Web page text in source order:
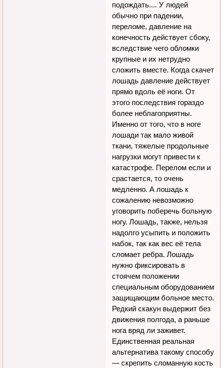
подождать.... У людей
обычно при падении,
переломе, давление на
конечность действует сбоку,
вследствие чего обломки
крупные и их нетрудно
сложить вместе. Когда скачет
лошадь давление действует
прямо вдоль её ноги. От
этого последствия гораздо
более неблагоприятны.
Именно от того, что в ноге
лошади так мало живой
ткани, тяжелые продольные
нагрузки могут привести к
катастрофе. Перелом если и
срастается, то очень
медленно. А лошадь к
сожалению невозможно
уговорить поберечь больную
ногу. Лошадь, также, нельзя
надолго усыпить и положить
набок, так как вес её тела
сломает ребра. Лошадь
нужно фиксировать в
стоячем положении
специальным оборудованием
защищающим больное место.
Редкий скакун выдержит без
движения полгода, а раньше
нога вряд ли заживет.
Единственная реальная
альтернатива такому способу
— скрепить сломанную кость